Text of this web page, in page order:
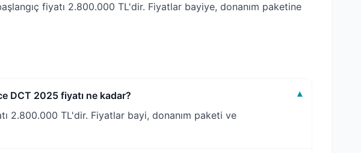
fiyatı 2.800.000 TL'dir. Fiyatlar bayiye, donanım paketine
DCT 2025 fiyatı ne kadar?
▾
2.800.000 TL'dir. Fiyatlar bayi, donanım paketi ve